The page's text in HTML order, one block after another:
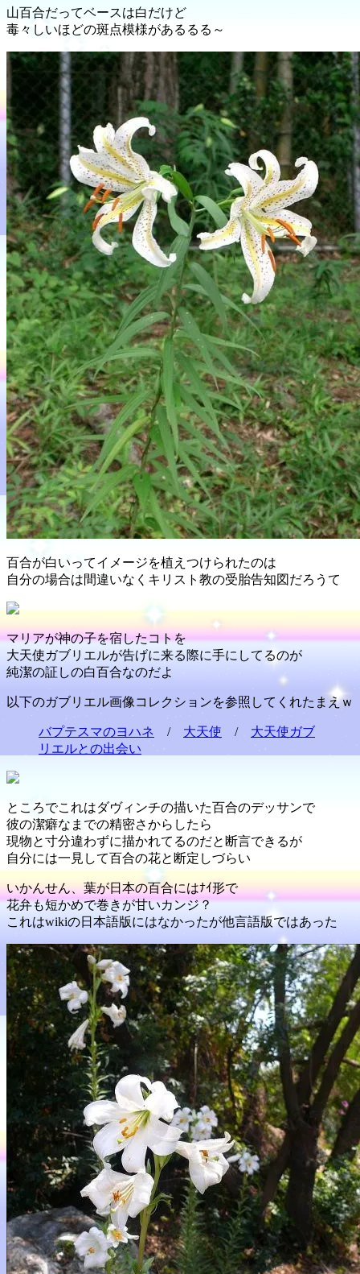
山百合だってベースは白だけど
毒々しいほどの斑点模様があるるる～
百合が白いってイメージを植えつけられたのは
自分の場合は間違いなくキリスト教の受胎告知図だろうて
マリアが神の子を宿したコトを
大天使ガブリエルが告げに来る際に手にしてるのが
純潔の証しの白百合なのだよ
以下のガブリエル画像コレクションを参照してくれたまえｗ
バプテスマのヨハネ / 大天使 / 大天使ガブ
リエルとの出会い
ところでこれはダヴィンチの描いた百合のデッサンで
彼の潔癖なまでの精密さからしたら
現物と寸分違わずに描かれてるのだと断言できるが
自分には一見して百合の花と断定しづらい
いかんせん、葉が日本の百合にはﾅｲ形で
花弁も短かめで巻きが甘いカンジ？
これはwikiの日本語版にはなかったが他言語版ではあった